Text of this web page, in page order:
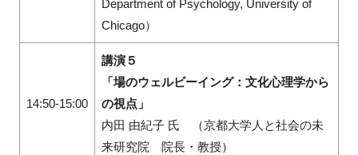
Department of Psychology, University of
Chicago）
14:50-15:00
講演５
「場のウェルビーイング：文化心理学から
の視点」
内田 由紀子 氏 （京都大学人と社会の未
来研究院 院長・教授）